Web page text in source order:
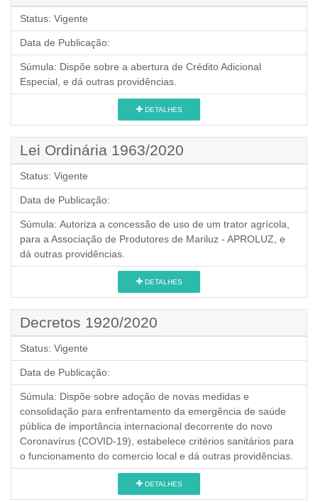
Status: Vigente
Data de Publicação:
Súmula: Dispõe sobre a abertura de Crédito Adicional
Especial, e dá outras providências.
DETALHES
Lei Ordinária 1963/2020
Status: Vigente
Data de Publicação:
Súmula: Autoriza a concessão de uso de um trator agrícola,
para a Associação de Produtores de Mariluz - APROLUZ, e
dá outras providências.
DETALHES
Decretos 1920/2020
Status: Vigente
Data de Publicação:
Súmula: Dispõe sobre adoção de novas medidas e
consolidação para enfrentamento da emergência de saúde
pública de importância internacional decorrente do novo
Coronavírus (COVID-19), estabelece critérios sanitários para
o funcionamento do comercio local e dá outras providências.
DETALHES